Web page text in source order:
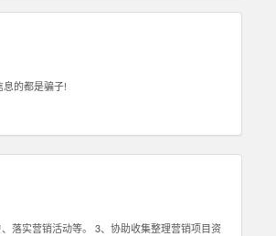
的都是骗子!
落实营销活动等。 3、协助收集整理营销项目资